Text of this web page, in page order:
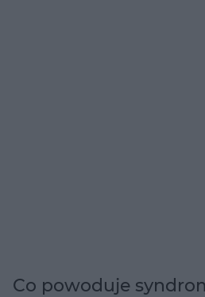
Co powoduje